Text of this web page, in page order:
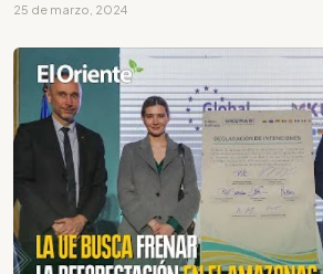
25 de marzo, 2024